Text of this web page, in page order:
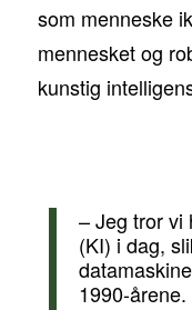
som menneske
mennesket og
kunstig
– Jeg tror vi
(KI) i dag,
1990-årene.